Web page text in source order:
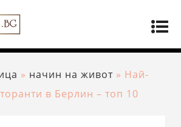
» начин на живот» Най-
в Берлин – топ 10